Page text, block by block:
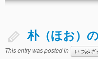
朴（ほお）
This entry was posted in いづみギ